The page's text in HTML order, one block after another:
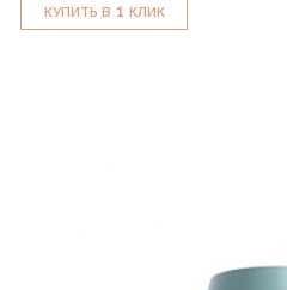
КУПИТЬ В 1 КЛИК